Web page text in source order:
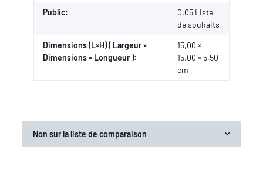
Public: 0,05 Liste
de souhaits
Dimensions (L×H) ( Largeur ×
Dimensions × Longueur ):
15,00 ×
15,00 × 5,50
cm
Non sur la liste de comparaison